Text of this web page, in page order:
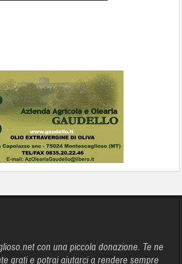
con una piccola donazione. Te ne
grati e potrai aiutarci a rendere sempre